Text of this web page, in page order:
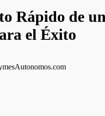
Rápido de
el Éxito